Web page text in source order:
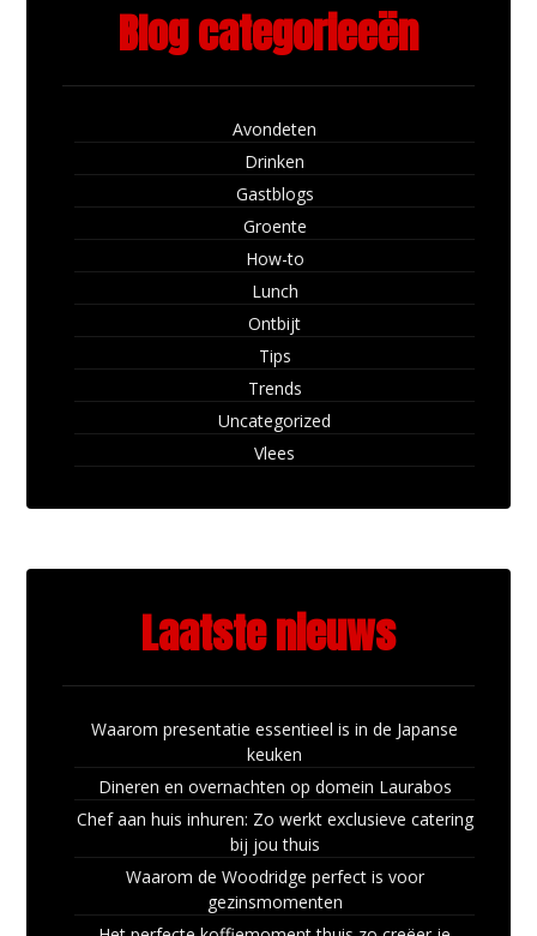
Blog categorieeën
Avondeten
Drinken
Gastblogs
Groente
How-to
Lunch
Ontbijt
Tips
Trends
Uncategorized
Vlees
Laatste nieuws
Waarom presentatie essentieel is in de Japanse
keuken
Dineren en overnachten op domein Laurabos
Chef aan huis inhuren: Zo werkt exclusieve catering
bij jou thuis
Waarom de Woodridge perfect is voor
gezinsmomenten